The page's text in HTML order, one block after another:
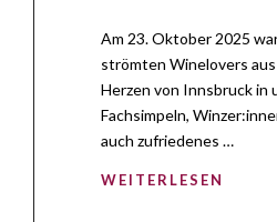
Am 23. Oktober 2025
strömten Winelovers
Herzen von Innsbruck in
Fachsimpeln,
auch zufriedenes …
WEITERLESEN